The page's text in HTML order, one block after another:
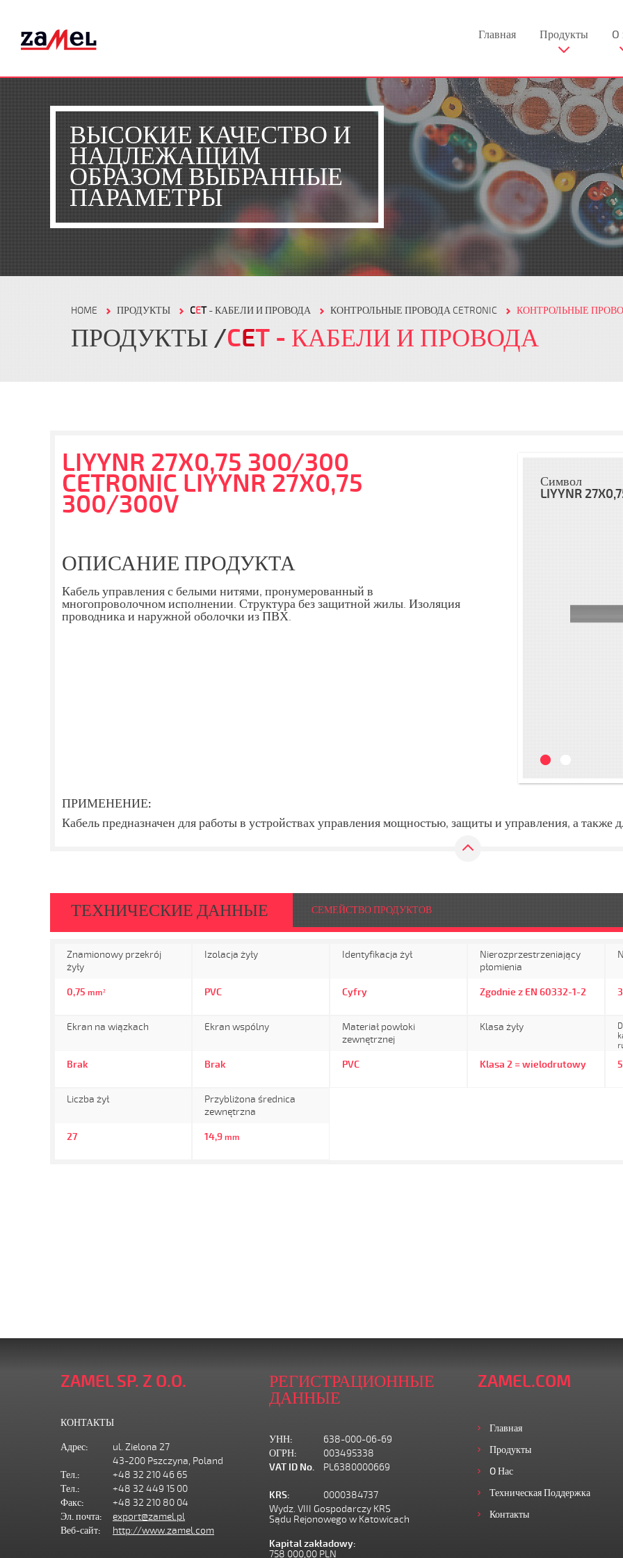
Главная Продукты O
ВЫСОКИЕ КАЧЕСТВО И
НАДЛЕЖАЩИМ
ОБРАЗОМ ВЫБРАННЫЕ
ПАРАМЕТРЫ
HOME ПРОДУКТЫ CET- КАБЕЛИ И ПРОВОДА КОНТРОЛЬНЫЕ ПРОВОДА CETRONIC КОНТРОЛЬНЫЕ
ПРОДУКТЫ CET - КАБЕЛИ И ПРОВОДА
LIYYNR 27X0,75 300/300
CETRONIC LIYYNR 27X0,75
300/300V
ОПИСАНИЕ ПРОДУКТА
Кабель управления с белыми нитями, пронумерованный в
многопроволочном исполнении. Структура без защитной жилы. Изоляция
проводника и наружной оболочки из ПВХ.
Символ
LIYYNR
ПРИМЕНЕНИЕ:
Кабель предназначен для работы в устройствах управления мощностью, защиты и управления, а также
ТЕХНИЧЕСКИЕ ДАННЫЕ СЕМЕЙСТВО ПРОДУКТОВ
Znamionowy przekrój
żyły
0,75 mm²
Izolacja żyły
PVC
Identyfikacja żył
Cyfry
Nierozprzestrzeniający
płomienia
Zgodnie z EN 60332-1-2
Ekran na wiązkach
Brak
Ekran wspólny
Brak
Materiał powłoki
zewnętrznej
PVC
Klasa żyły
Klasa 2 = wielodrutowy
Liczba żył
27
Przybliżona średnica
zewnętrzna
14,9 mm
ZAMEL SP. Z O.O.
КОНТАКТЫ
Адрес:
ul. Zielona 27
43-200 Pszczyna, Poland
Тел.:
+48 32 210 46 65
Тел.:
+48 32 449 15 00
Факс:
+48 32 210 80 04
Эл. почта:
export@zamel.pl
Веб-сайт:
http://www.zamel.com
РЕГИСТРАЦИОННЫЕ
ДАННЫЕ
УНН:
638-000-06-69
ОГРН:
003495338
VAT ID No.
PL6380000669
KRS:
0000384737
Wydz. VIII Gospodarczy KRS
Sądu Rejonowego w Katowicach
Kapital zakładowy:
758 000,00 PLN
ZAMEL.COM
Главная
Продукты
O Нас
Техническая Поддержка
Контакты